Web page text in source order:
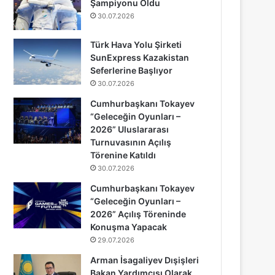
Şampiyonu Oldu
30.07.2026
Türk Hava Yolu Şirketi
SunExpress Kazakistan
Seferlerine Başlıyor
30.07.2026
Cumhurbaşkanı Tokayev
“Geleceğin Oyunları –
2026” Uluslararası
Turnuvasının Açılış
Törenine Katıldı
30.07.2026
Cumhurbaşkanı Tokayev
“Geleceğin Oyunları –
2026” Açılış Töreninde
Konuşma Yapacak
29.07.2026
Arman İsagaliyev Dışişleri
Bakan Yardımcısı Olarak